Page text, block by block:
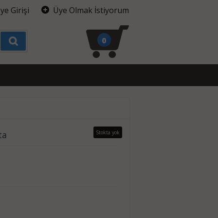
Girişi Üye Olmak İstiyorum
0
Stokta yok